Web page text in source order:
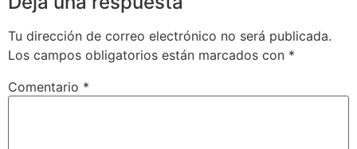
Tu dirección de correo electrónico no será publicada.
Los campos obligatorios están marcados con *
Comentario *